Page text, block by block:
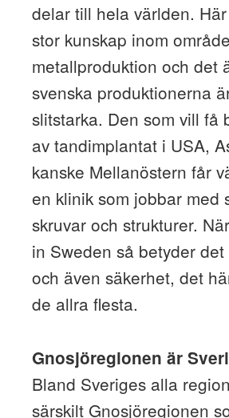
delar till hela världen.
stor kunskap inom
metallproduktion och det
svenska produktionerna
slitstarka. Den som vill få
av tandimplantat i USA,
kanske Mellanöstern får
en klinik som jobbar med
skruvar och strukturer.
in Sweden så betyder
och även säkerhet, det
de allra flesta.
Gnosjöregionen är
Bland Sveriges alla
särskilt Gnosjöregionen